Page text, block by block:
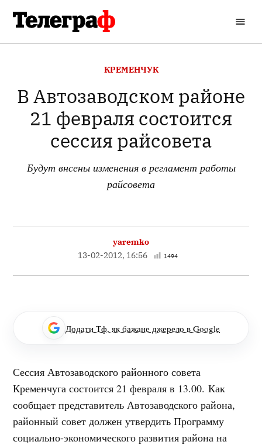
вмісту
Телеграф
ОПУБЛІКОВАНО
КРЕМЕНЧУК
В Автозаводском районе
21 февраля состоится
сессия райсовета
Будут внсены изменения в регламент работы
райсовета
yaremko
13-02-2012, 16:56
1494
Додати Тф, як бажане джерело в Google
Сессия Автозаводского районного совета
Кременчуга состоится 21 февраля в 13.00. Как
сообщает представитель Автозаводского района,
районный совет должен утвердить Программу
социально-экономического развития района на